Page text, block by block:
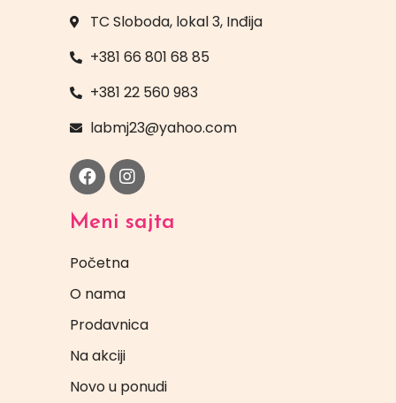
TC Sloboda, lokal 3, Inđija
+381 66 801 68 85
+381 22 560 983
labmj23@yahoo.com
Meni sajta
Početna
O nama
Prodavnica
Na akciji
Novo u ponudi